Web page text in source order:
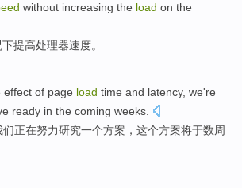
without increasing the load on the
下提高处理器速度。
effect of page load time and latency, we're
ready in the coming weeks
们正在努力研究一个方案 ， 这个方案将于数周